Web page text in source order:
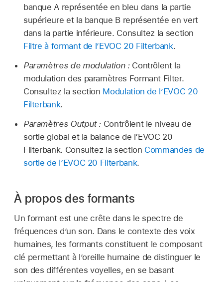
banque A représentée en bleu dans la partie
supérieure et la banque B représentée en vert
dans la partie inférieure. Consultez la section
Filtre à formant de l’EVOC 20 Filterbank.
Paramètres de modulation :Contrôlent la
modulation des paramètres Formant Filter.
Consultez la section Modulation de l’EVOC 20
Filterbank.
Paramètres Output : Contrôlent le niveau de
sortie global et la balance de l’EVOC 20
Filterbank. Consultez la section Commandes de
sortie de l’EVOC 20 Filterbank.
À propos des formants
Un formant est une crête dans le spectre de
fréquences d’un son. Dans le contexte des voix
humaines, les formants constituent le composant
clé permettant à l’oreille humaine de distinguer le
son des différentes voyelles, en se basant